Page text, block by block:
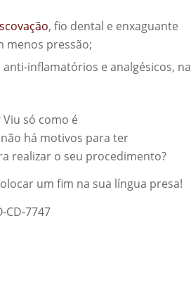
, fio dental e enxaguante
menos pressão;
inflamatórios e analgésicos, na
só como é
há motivos para ter
realizar o seu procedimento?
um fim na sua língua presa!
CD-7747